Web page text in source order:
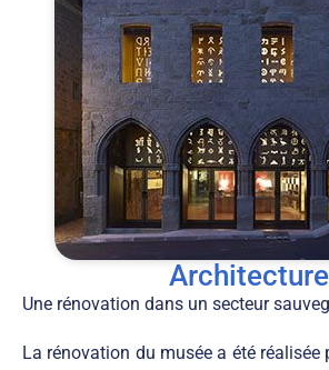
Architecture
Une rénovation dans un secteur
La rénovation du musée a été réalisée